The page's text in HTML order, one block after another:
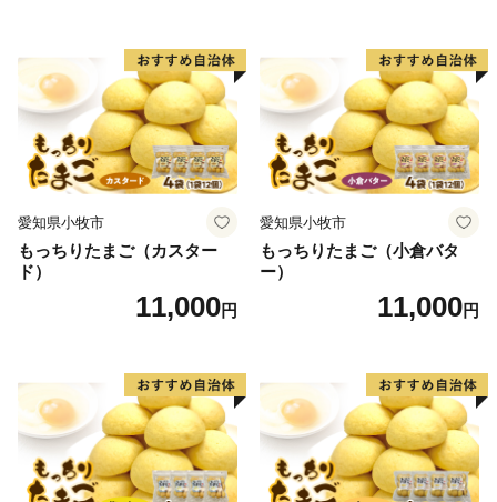
愛知県小牧市
もっちりたまご（カスター
ド）
11,000円
愛知県小牧市
もっちりたまご（小倉バタ
ー）
11,000円